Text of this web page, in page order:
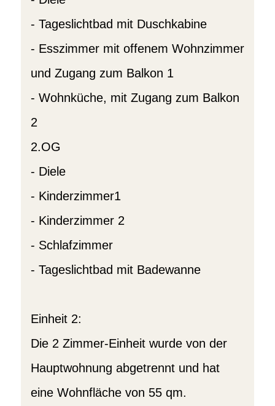
- Tageslichtbad mit Duschkabine
- Esszimmer mit offenem Wohnzimmer
und Zugang zum Balkon 1
- Wohnküche, mit Zugang zum Balkon
2
2.OG
- Diele
- Kinderzimmer1
- Kinderzimmer 2
- Schlafzimmer
- Tageslichtbad mit Badewanne
Einheit 2:
Die 2 Zimmer-Einheit wurde von der
Hauptwohnung abgetrennt und hat
eine Wohnfläche von 55 qm.